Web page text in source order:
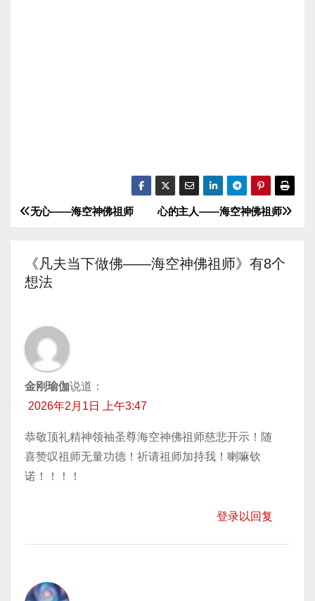
文
导
心的主人——海空神佛祖师
无心——海空神佛祖师
《凡夫当下做佛——海空神佛祖师》有8个
想法
金刚瑜伽说道：
2026年2月1日 上午3:47
恭敬顶礼精神领袖圣尊海空神佛祖师慈悲开示！随
喜赞叹祖师无量功德！祈请祖师加持我！喇嘛钦
诺！！！！
登录以回复